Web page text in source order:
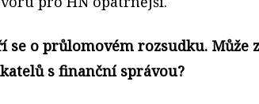
se o průlomovém rozsudku. Může
s finanční správou?